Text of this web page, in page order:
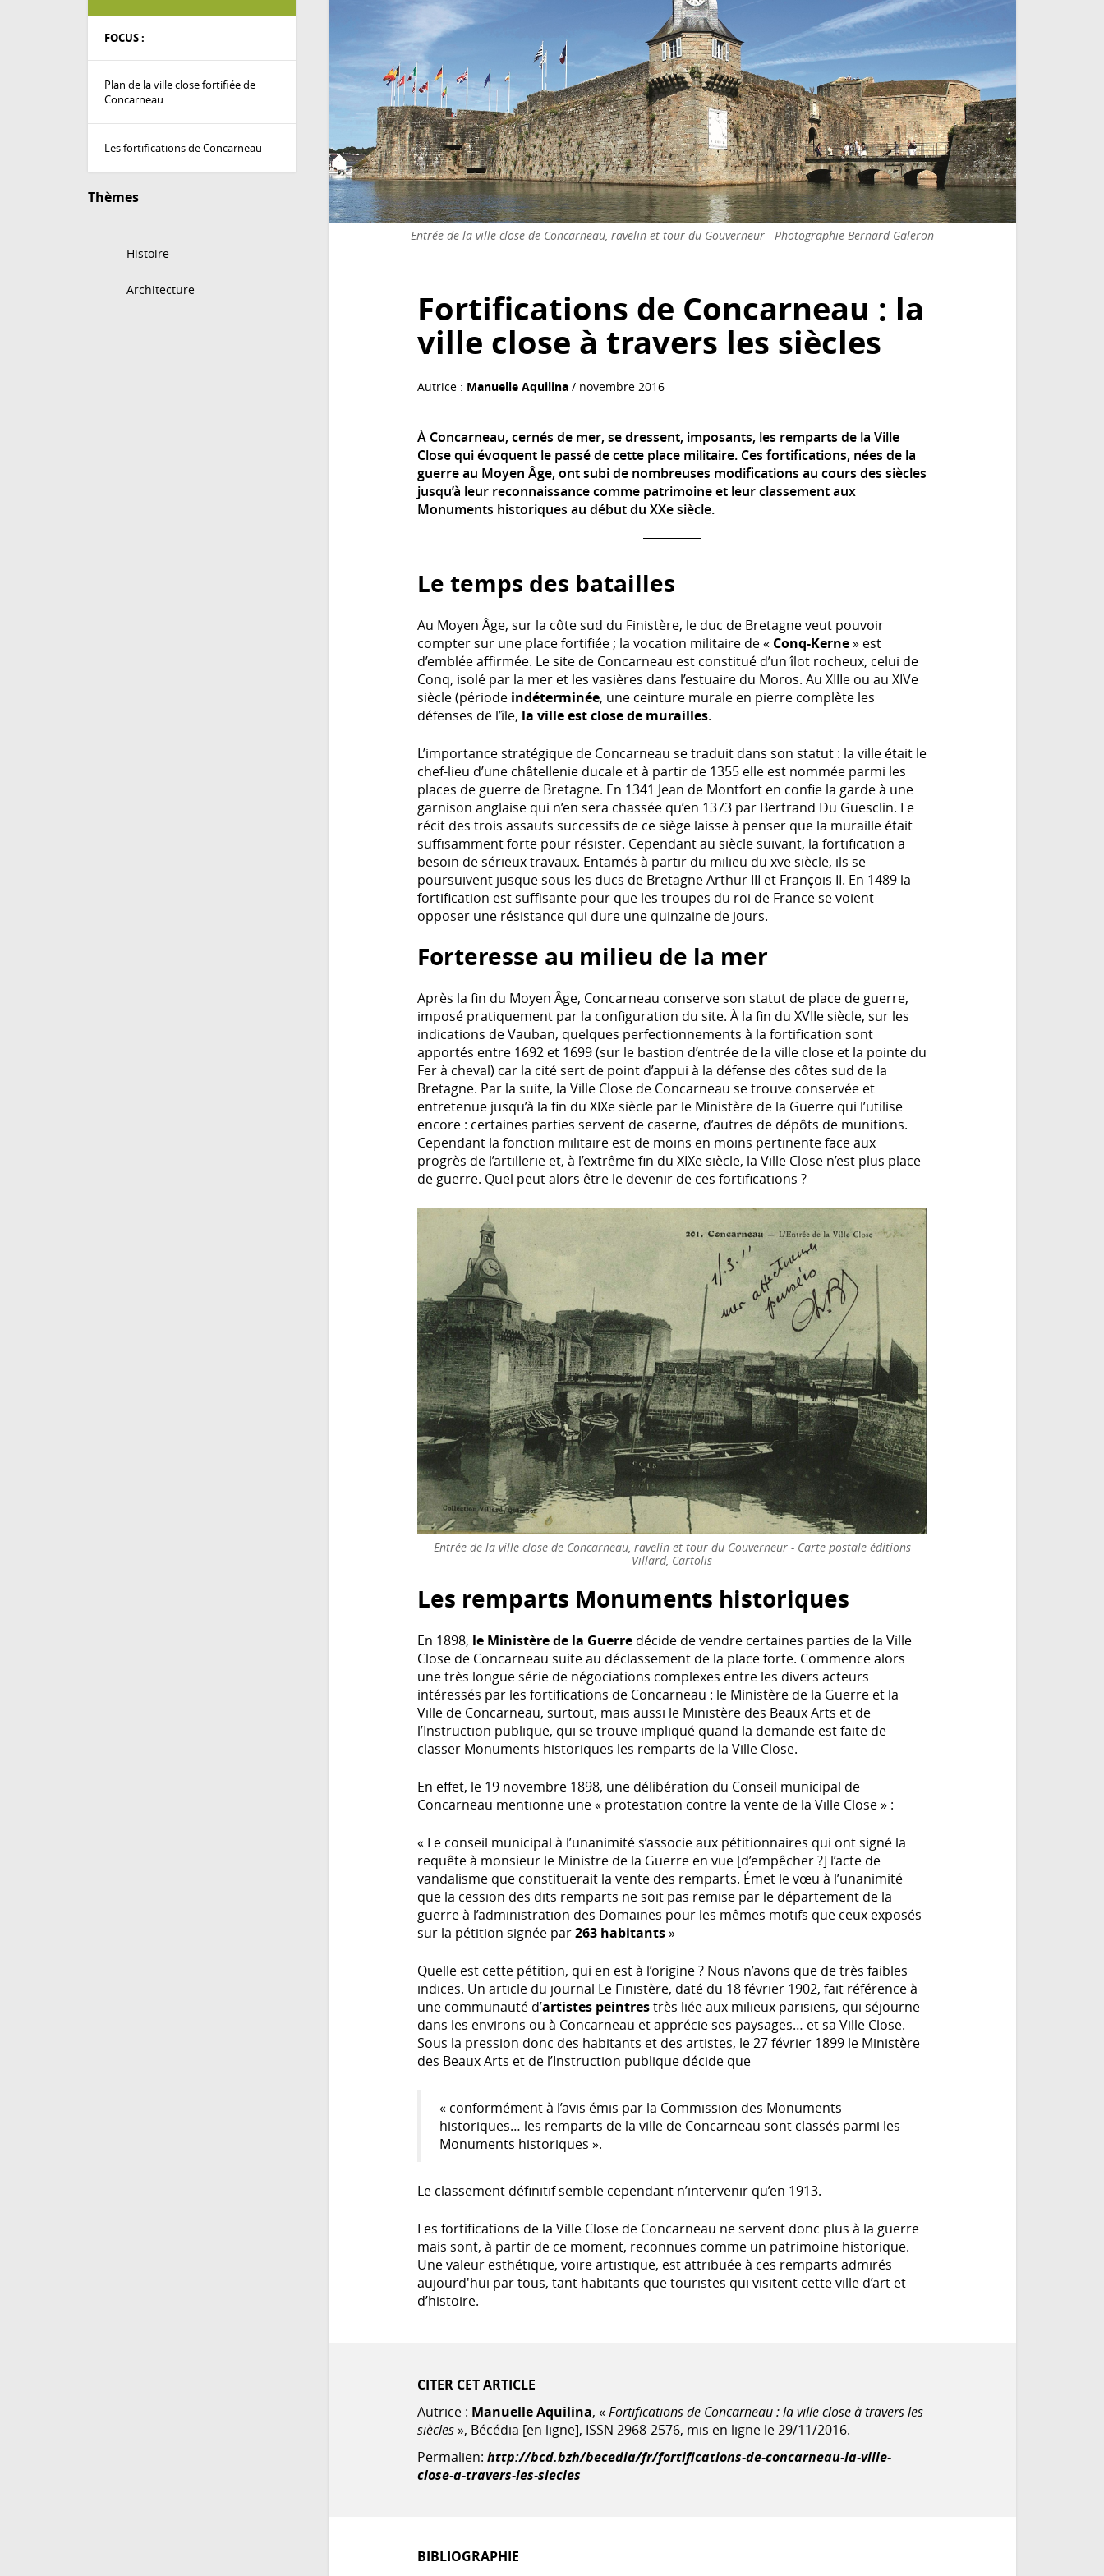
FOCUS :
Plan de la ville close fortifiée de
Concarneau
Les fortifications de Concarneau
Thèmes
Histoire
Architecture
Entrée de la ville close de Concarneau, ravelin et tour du Gouverneur - Photographie Bernard Galeron
Fortifications de Concarneau : la
ville close à travers les siècles
Autrice : Manuelle Aquilina / novembre 2016
À Concarneau, cernés de mer, se dressent, imposants, les remparts de la Ville
Close qui évoquent le passé de cette place militaire. Ces fortifications, nées de la
guerre au Moyen Âge, ont subi de nombreuses modifications au cours des siècles
jusqu’à leur reconnaissance comme patrimoine et leur classement aux
Monuments historiques au début du XXe siècle.
Le temps des batailles
Au Moyen Âge, sur la côte sud du Finistère, le duc de Bretagne veut pouvoir
compter sur une place fortifiée ; la vocation militaire de « Conq-Kerne» est
d’emblée affirmée. Le site de Concarneau est constitué d’un îlot rocheux, celui de
Conq, isolé par la mer et les vasières dans l’estuaire du Moros. Au XIIIe ou au XIVe
siècle (période indéterminée, une ceinture murale en pierre complète les
défenses de l’île, la ville est close de murailles.
L’importance stratégique de Concarneau se traduit dans son statut : la ville était le
chef-lieu d’une châtellenie ducale et à partir de 1355 elle est nommée parmi les
places de guerre de Bretagne. En 1341 Jean de Montfort en confie la garde à une
garnison anglaise qui n’en sera chassée qu’en 1373 par Bertrand Du Guesclin. Le
récit des trois assauts successifs de ce siège laisse à penser que la muraille était
suffisamment forte pour résister. Cependant au siècle suivant, la fortification a
besoin de sérieux travaux. Entamés à partir du milieu du xve siècle, ils se
poursuivent jusque sous les ducs de Bretagne Arthur III et François II. En 1489 la
fortification est suffisante pour que les troupes du roi de France se voient
opposer une résistance qui dure une quinzaine de jours.
Forteresse au milieu de la mer
Après la fin du Moyen Âge, Concarneau conserve son statut de place de guerre,
imposé pratiquement par la configuration du site. À la fin du XVIIe siècle, sur les
indications de Vauban, quelques perfectionnements à la fortification sont
apportés entre 1692 et 1699 (sur le bastion d’entrée de la ville close et la pointe du
Fer à cheval) car la cité sert de point d’appui à la défense des côtes sud de la
Bretagne. Par la suite, la Ville Close de Concarneau se trouve conservée et
entretenue jusqu’à la fin du XIXe siècle par le Ministère de la Guerre qui l’utilise
encore : certaines parties servent de caserne, d’autres de dépôts de munitions.
Cependant la fonction militaire est de moins en moins pertinente face aux
progrès de l’artillerie et, à l’extrême fin du XIXe siècle, la Ville Close n’est plus place
de guerre. Quel peut alors être le devenir de ces fortifications ?
Entrée de la ville close de Concarneau, ravelin et tour du Gouverneur - Carte postale éditions
Villard, Cartolis
Les remparts Monuments historiques
En 1898, le Ministère de la Guerre décide de vendre certaines parties de la Ville
Close de Concarneau suite au déclassement de la place forte. Commence alors
une très longue série de négociations complexes entre les divers acteurs
intéressés par les fortifications de Concarneau : le Ministère de la Guerre et la
Ville de Concarneau, surtout, mais aussi le Ministère des Beaux Arts et de
l’Instruction publique, qui se trouve impliqué quand la demande est faite de
classer Monuments historiques les remparts de la Ville Close.
En effet, le 19 novembre 1898, une délibération du Conseil municipal de
Concarneau mentionne une « protestation contre la vente de la Ville Close » :
« Le conseil municipal à l’unanimité s’associe aux pétitionnaires qui ont signé la
requête à monsieur le Ministre de la Guerre en vue [d’empêcher ?] l’acte de
vandalisme que constituerait la vente des remparts. Émet le vœu à l’unanimité
que la cession des dits remparts ne soit pas remise par le département de la
guerre à l’administration des Domaines pour les mêmes motifs que ceux exposés
sur la pétition signée par263 habitants»
Quelle est cette pétition, qui en est à l’origine ? Nous n’avons que de très faibles
indices. Un article du journal Le Finistère, daté du 18 février 1902, fait référence à
une communauté d’artistes peintrestrès liée aux milieux parisiens, qui séjourne
dans les environs ou à Concarneau et apprécie ses paysages… et sa Ville Close.
Sous la pression donc des habitants et des artistes, le 27 février 1899 le Ministère
des Beaux Arts et de l’Instruction publique décide que
« conformément à l’avis émis par la Commission des Monuments
historiques… les remparts de la ville de Concarneau sont classés parmi les
Monuments historiques ».
Le classement définitif semble cependant n’intervenir qu’en 1913.
Les fortifications de la Ville Close de Concarneau ne servent donc plus à la guerre
mais sont, à partir de ce moment, reconnues comme un patrimoine historique.
Une valeur esthétique, voire artistique, est attribuée à ces remparts admirés
aujourd'hui par tous, tant habitants que touristes qui visitent cette ville d’art et
d’histoire.
CITER CET ARTICLE
Autrice : Manuelle Aquilina, «Fortifications de Concarneau : la ville close à travers les
siècles», Bécédia [en ligne], ISSN 2968-2576, mis en ligne le 29/11/2016.
Permalien:http://bcd.bzh/becedia/fr/fortifications-de-concarneau-la-ville-
close-a-travers-les-siecles
BIBLIOGRAPHIE